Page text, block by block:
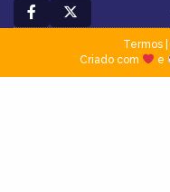
Termos|
Criado com
e